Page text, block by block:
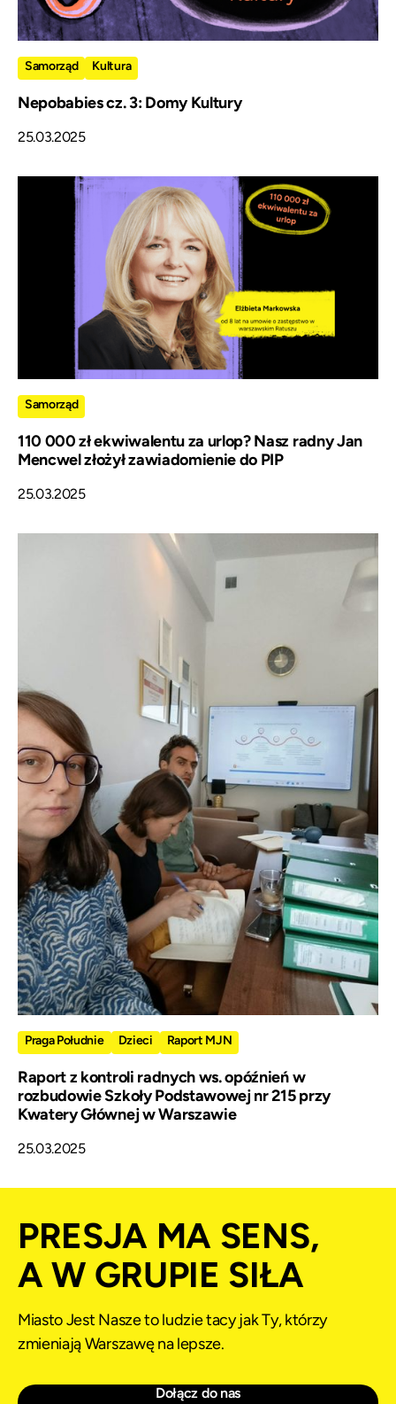
Samorząd Kultura
Nepobabies cz. 3: Domy Kultury
25.03.2025
Samorząd
110 000 zł ekwiwalentu za urlop? Nasz radny Jan
Mencwel złożył zawiadomienie do PIP
25.03.2025
Praga Południe Dzieci Raport MJN
Raport z kontroli radnych ws. opóźnień w
rozbudowie Szkoły Podstawowej nr 215 przy
Kwatery Głównej w Warszawie
25.03.2025
PRESJA MA SENS,
A W GRUPIE SIŁA
Miasto Jest Nasze to ludzie tacy jak Ty, którzy
zmieniają Warszawę na lepsze.
Dołącz do nas